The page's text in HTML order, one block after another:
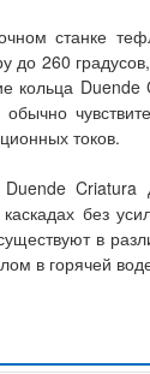
станке
до 260
Duende
токов.
Criatura
без
в
в горячей